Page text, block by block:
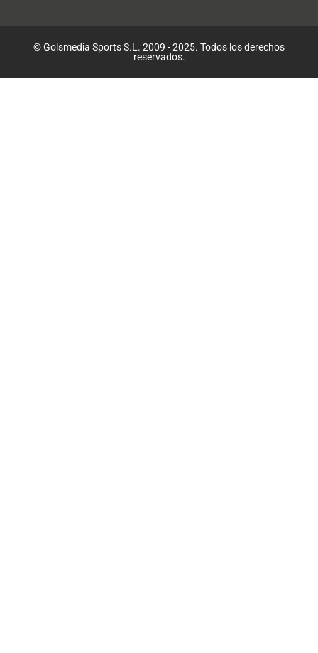
© Golsmedia Sports S.L. 2009 - 2025. Todos los derechos
reservados.